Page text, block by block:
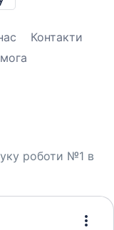
Контакти
роботи №1 в